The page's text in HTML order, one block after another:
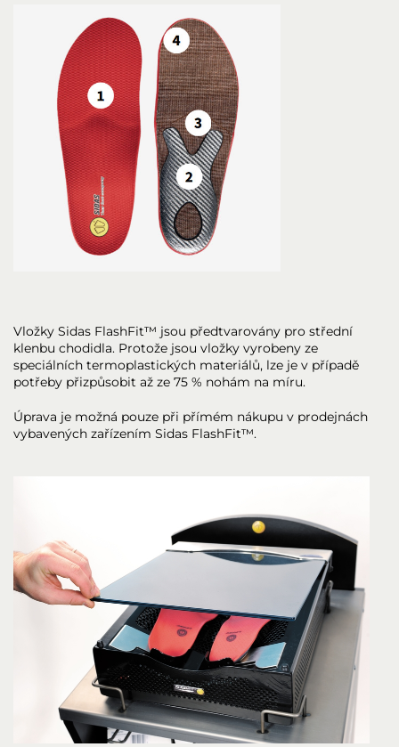
Vložky Sidas FlashFit™ jsou předtvarovány pro střední
klenbu chodidla. Protože jsou vložky vyrobeny ze
speciálních termoplastických materiálů, lze je v případě
potřeby přizpůsobit až ze 75 % nohám na míru.
Úprava je možná pouze při přímém nákupu v prodejnách
vybavených zařízením Sidas FlashFit™.